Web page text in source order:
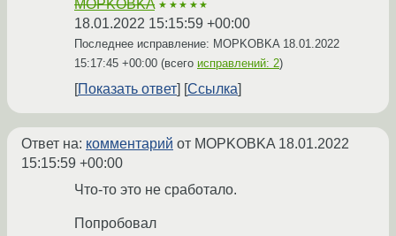
MOPKOBKA ★★★★★
18.01.2022 15:15:59 +00:00
Последнее исправление: MOPKOBKA 18.01.2022
15:17:45 +00:00 (всего исправлений: 2)
Показать ответ Ссылка
Ответ на: комментарий от MOPKOBKA 18.01.2022
15:15:59 +00:00
Что-то это не сработало.
Попробовал